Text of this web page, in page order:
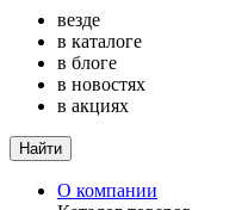
везде
в каталоге
в блоге
в новостях
в акциях
Найти
О компании